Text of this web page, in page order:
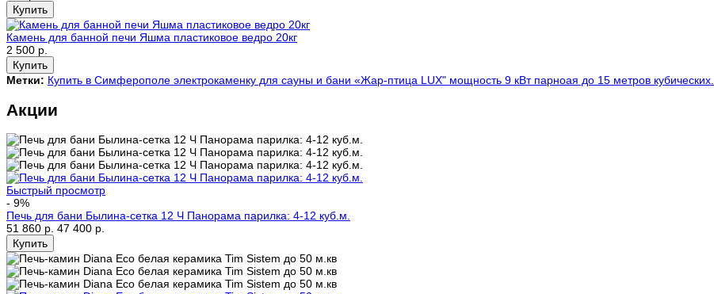
Камень для банной печи Яшма пластиковое ведро 20кг
2 500 р.
Метки: Купить в Симферополе электрокаменку для сауны и бани «Жар-птица LUX" мощность 9 кВт парноая до 15 метров кубических.
Акции
Быстрый просмотр
- 9%
Печь для бани Былина-сетка 12 Ч Панорама парилка: 4-12 куб.м.
51 860 р. 47 400 р.